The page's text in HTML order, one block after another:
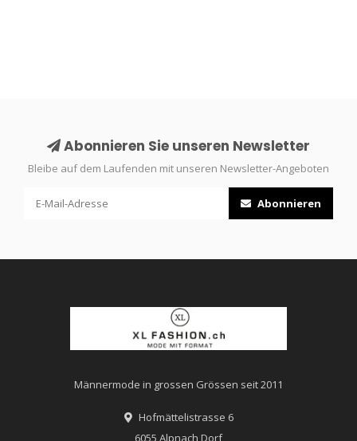
Abonnieren Sie unseren Newsletter
Bleibe auf dem Laufenden mit unseren Newsletter-Angeboten
Abonnieren
Männermode in grossen Grössen seit 2011
Hofmättelistrasse 6
6055 Alpnach Dorf